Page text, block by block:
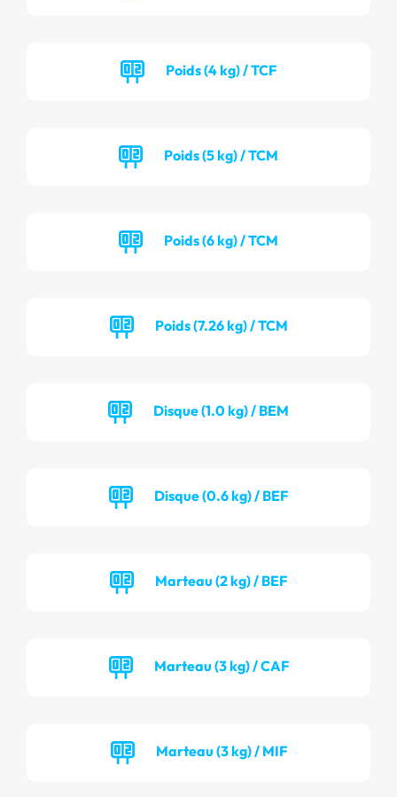
Poids (4 kg) / TCF
Poids (5 kg) / TCM
Poids (6 kg) / TCM
Poids (7.26 kg) / TCM
Disque (1.0 kg) / BEM
Disque (0.6 kg) / BEF
Marteau (2 kg) / BEF
Marteau (3 kg) / CAF
Marteau (3 kg) / MIF